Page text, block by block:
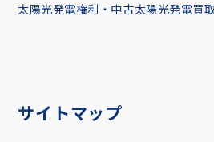
太陽光発電権利・中古太陽光発電買
サイトマップ